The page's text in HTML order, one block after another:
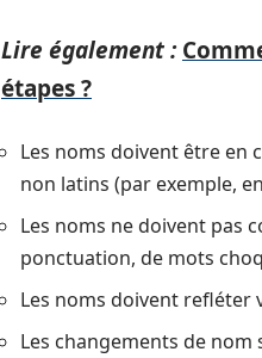
Lire également :
étapes ?
Les noms doivent être en
non latins (par exemple,
Les noms ne doivent pas
ponctuation, de mots
Les noms doivent refléter
Les changements de